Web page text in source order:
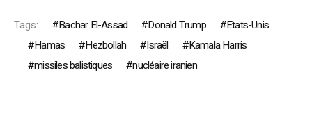
Tags: Bachar El-Assad Donald Trump
Etats-Unis
Hamas
Hezbollah Israël
Kamala Harris
missiles balistiques
nucléaire iranien